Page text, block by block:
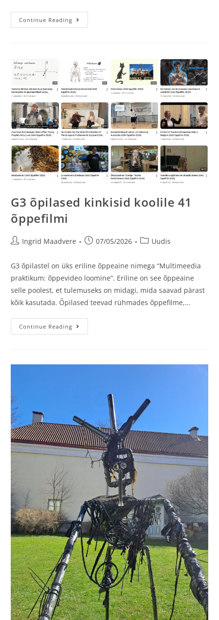
Continue Reading
G3 õpilased kinkisid koolile 41
õppefilmi
Ingrid Maadvere 07/05/2026 Uudis
G3 õpilastel on üks eriline õppeaine nimega “Multimeedia
praktikum: õppevideo loomine”. Eriline on see õppeaine
selle poolest, et tulemuseks on midagi, mida saavad pärast
kõik kasutada. Õpilased teevad rühmades õppefilme,…
Continue Reading